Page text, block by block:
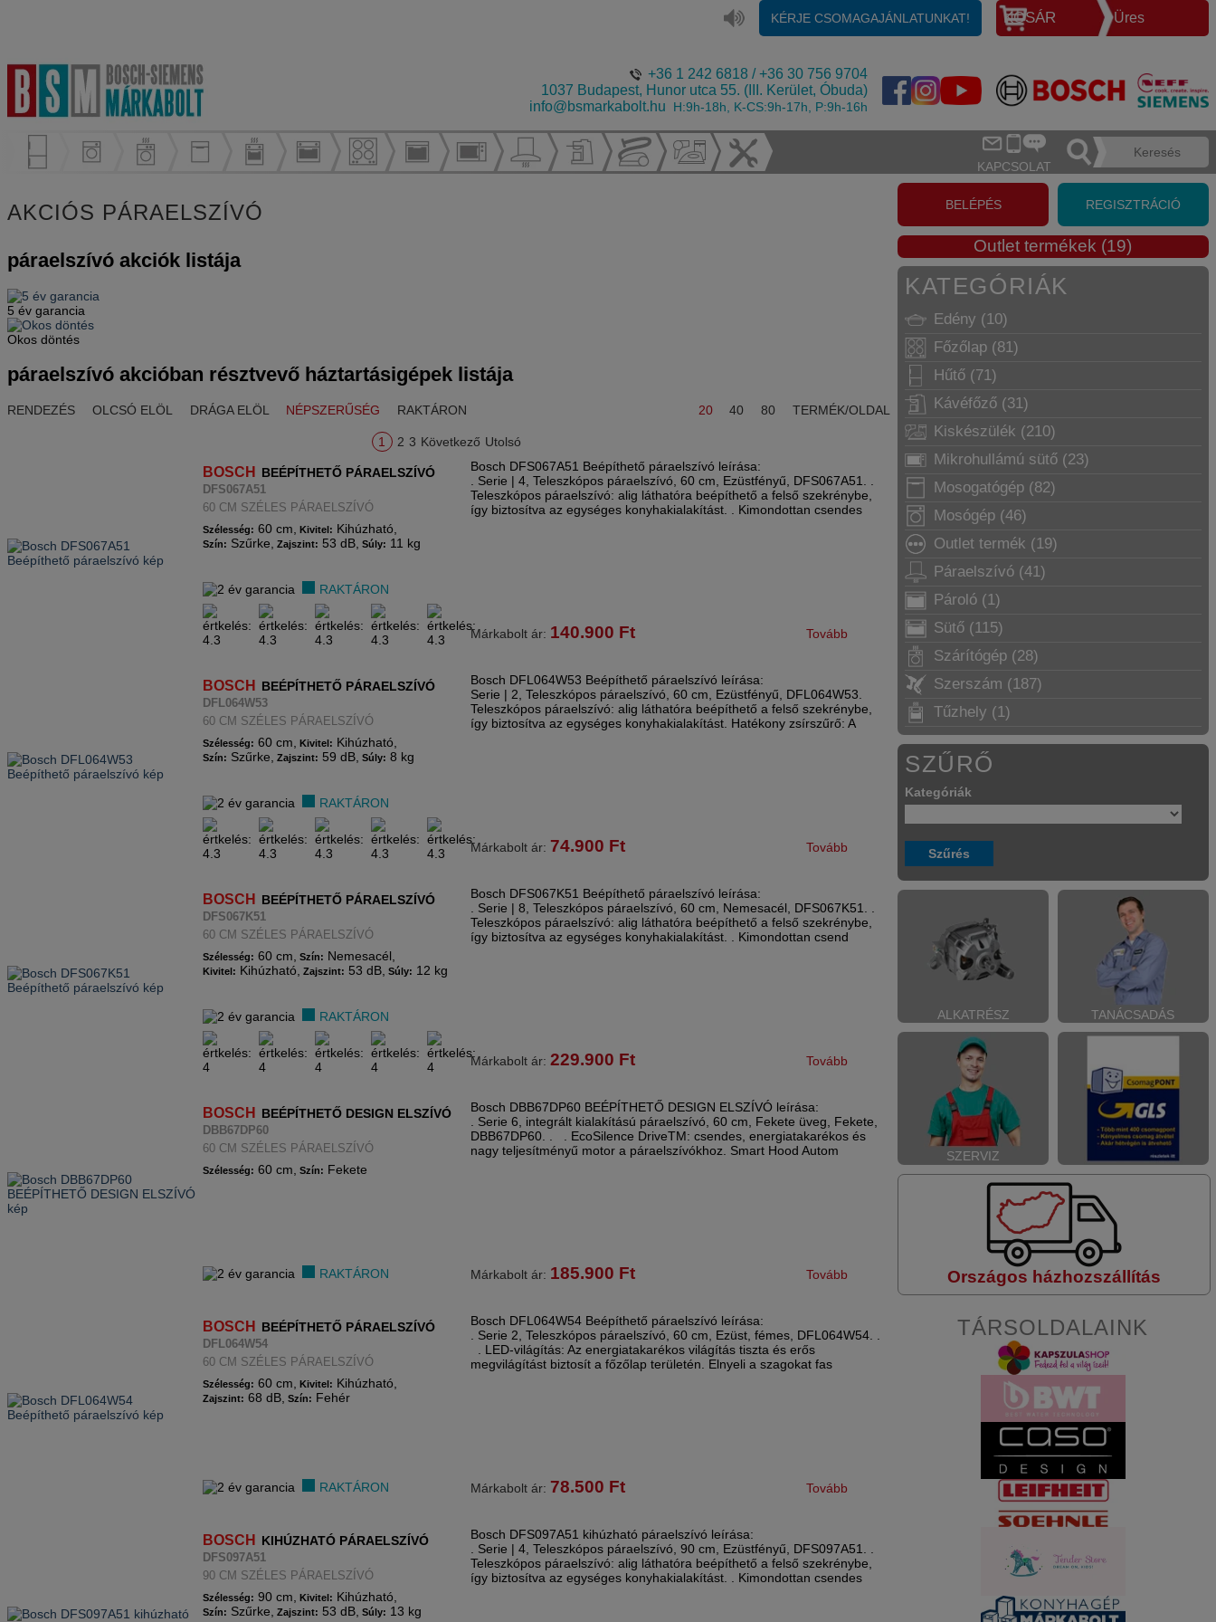
KÉRJE CSOMAGAJÁNLATUNKAT! KOSÁR Üres
+36 1 242 6818 /+36 30 756 9704
1037 Budapest, Hunor utca 55. (III. Kerület, Óbuda)
info@bsmarkabolt.hu
H:9h-18h, K-CS:9h-17h, P:9h-16h
KAPCSOLAT
AKCIÓS PÁRAELSZÍVÓ
páraelszívó akciók listája
5 év garancia
Okos döntés
páraelszívó akcióban résztvevő háztartásigépek listája
RENDEZÉS OLCSÓ ELÖL DRÁGA ELÖL NÉPSZERŰSÉG RAKTÁRON 20 40 80 TERMÉK/OLDAL
1 2 3 Következő Utolsó
BOSCH BEÉPÍTHETŐ PÁRAELSZÍVÓ
DFS067A51
60 CM SZÉLES PÁRAELSZÍVÓ
Szélesség: 60 cm, Kivitel: Kihúzható,
Szín: Szűrke, Zajszint: 53 dB, Súly: 11 kg
RAKTÁRON
Bosch DFS067A51 Beépíthető páraelszívó leírása:
. Serie | 4, Teleszkópos páraelszívó, 60 cm, Ezüstfényű, DFS067A51. .
Teleszkópos páraelszívó: alig láthatóra beépíthető a felső szekrénybe,
így biztosítva az egységes konyhakialakítást. . Kimondottan csendes
Márkabolt ár: 140.900 Ft Tovább
BOSCH BEÉPÍTHETŐ PÁRAELSZÍVÓ
DFL064W53
60 CM SZÉLES PÁRAELSZÍVÓ
Szélesség: 60 cm, Kivitel: Kihúzható,
Szín: Szűrke, Zajszint: 59 dB, Súly: 8 kg
RAKTÁRON
Bosch DFL064W53 Beépíthető páraelszívó leírása:
Serie | 2, Teleszkópos páraelszívó, 60 cm, Ezüstfényű, DFL064W53.
Teleszkópos páraelszívó: alig láthatóra beépíthető a felső szekrénybe,
így biztosítva az egységes konyhakialakítást. Hatékony zsírszűrő: A
Márkabolt ár: 74.900 Ft Tovább
BOSCH BEÉPÍTHETŐ PÁRAELSZÍVÓ
DFS067K51
60 CM SZÉLES PÁRAELSZÍVÓ
Szélesség: 60 cm, Szín: Nemesacél,
Kivitel: Kihúzható, Zajszint: 53 dB, Súly: 12 kg
RAKTÁRON
Bosch DFS067K51 Beépíthető páraelszívó leírása:
. Serie | 8, Teleszkópos páraelszívó, 60 cm, Nemesacél, DFS067K51. .
Teleszkópos páraelszívó: alig láthatóra beépíthető a felső szekrénybe,
így biztosítva az egységes konyhakialakítást. . Kimondottan csend
Márkabolt ár: 229.900 Ft Tovább
BOSCH BEÉPÍTHETŐ DESIGN ELSZÍVÓ
DBB67DP60
60 CM SZÉLES PÁRAELSZÍVÓ
Szélesség: 60 cm, Szín: Fekete
RAKTÁRON
Bosch DBB67DP60 BEÉPÍTHETŐ DESIGN ELSZÍVÓ leírása:
. Serie 6, integrált kialakítású páraelszívó, 60 cm, Fekete üveg, Fekete,
DBB67DP60. . . EcoSilence DriveTM: csendes, energiatakarékos és
nagy teljesítményű motor a páraelszívókhoz. Smart Hood Autom
Márkabolt ár: 185.900 Ft Tovább
BOSCH BEÉPÍTHETŐ PÁRAELSZÍVÓ
DFL064W54
60 CM SZÉLES PÁRAELSZÍVÓ
Szélesség: 60 cm, Kivitel: Kihúzható,
Zajszint: 68 dB, Szín: Fehér
RAKTÁRON
Bosch DFL064W54 Beépíthető páraelszívó leírása:
. Serie 2, Teleszkópos páraelszívó, 60 cm, Ezüst, fémes, DFL064W54. .
. LED-világítás: Az energiatakarékos világítás tiszta és erős
megvilágítást biztosít a főzőlap területén. Elnyeli a szagokat fas
Márkabolt ár: 78.500 Ft Tovább
BOSCH KIHÚZHATÓ PÁRAELSZÍVÓ
DFS097A51
90 CM SZÉLES PÁRAELSZÍVÓ
Szélesség: 90 cm, Kivitel: Kihúzható,
Szín: Szűrke, Zajszint: 53 dB, Súly: 13 kg
Bosch DFS097A51 kihúzható páraelszívó leírása:
. Serie | 4, Teleszkópos páraelszívó, 90 cm, Ezüstfényű, DFS097A51. .
Teleszkópos páraelszívó: alig láthatóra beépíthető a felső szekrénybe,
így biztosítva az egységes konyhakialakítást. . Kimondottan csendes
BELÉPÉS REGISZTRÁCIÓ
Outlet termékek (19)
KATEGÓRIÁK
Edény (10)
Főzőlap (81)
Hűtő (71)
Kávéfőző (31)
Kiskészülék (210)
Mikrohullámú sütő (23)
Mosogatógép (82)
Mosógép (46)
Outlet termék (19)
Páraelszívó (41)
Pároló (1)
Sütő (115)
Szárítógép (28)
Szerszám (187)
Tűzhely (1)
SZŰRŐ
Kategóriák
ALKATRÉSZ TANÁCSADÁS
SZERVIZ
Országos házhozszállítás
TÁRSOLDALAINK